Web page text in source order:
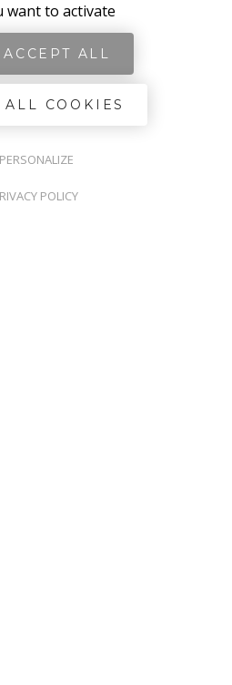
bois de chauffage et
extérieurs à Toulon
want to activate
ALL
ALL COOKIES
PERSONALIZE
POLICY